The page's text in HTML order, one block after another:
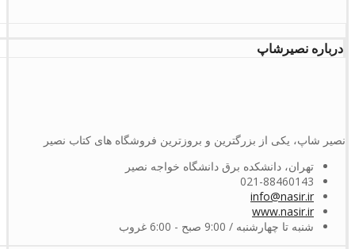
درباره نصیرشاپ
نصیر شاپ، یکی از بزرگترین و بروزترین فروشگاه های کتاب نصیر
تهران، دانشکده برق دانشگاه خواجه نصیر
021-88460143
info@nasir.ir
www.nasir.ir
شنبه تا چهارشنبه / 9:00 صبح - 6:00 غروب